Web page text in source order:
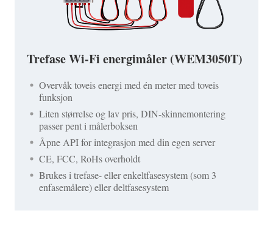
Trefase Wi-Fi energimåler (WEM3050T)
Overvåk toveis energi med én meter med toveis
funksjon
Liten størrelse og lav pris, DIN-skinnemontering
passer pent i målerboksen
Åpne API for integrasjon med din egen server
CE, FCC, RoHs overholdt
Brukes i trefase- eller enkeltfasesystem (som 3
enfasemålere) eller deltfasesystem